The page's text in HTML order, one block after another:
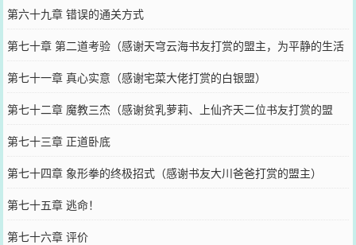
第六十九章 错误的通关方式
第七十章 第二道考验（感谢天穹云海书友打赏的盟主，为平静的生活
盟主加更）
第七十一章 真心实意（感谢宅菜大佬打赏的白银盟）
第七十二章 魔教三杰（感谢贫乳萝莉、上仙齐天二位书友打赏的盟
主）
第七十三章 正道卧底
第七十四章 象形拳的终极招式（感谢书友大川爸爸打赏的盟主）
第七十五章 逃命！
第七十六章 评价